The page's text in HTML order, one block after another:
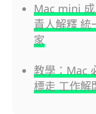
Mac mini
責人解釋 統
家
教學：Mac
標走 工作解